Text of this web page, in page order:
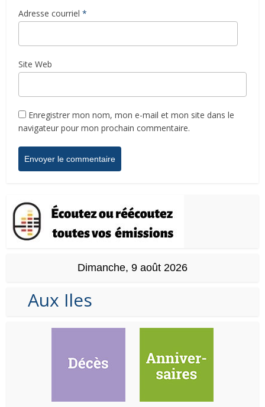
Adresse courriel *
Site Web
Enregistrer mon nom, mon e-mail et mon site dans le
navigateur pour mon prochain commentaire.
Dimanche, 9 août 2026
Aux Iles